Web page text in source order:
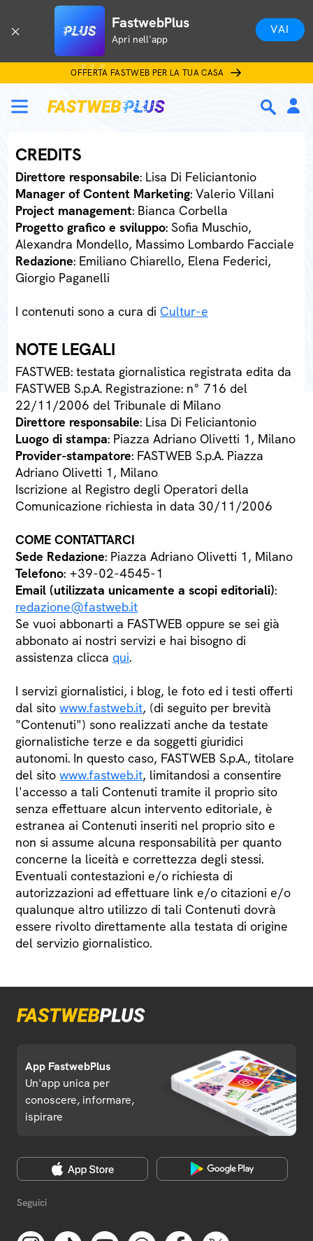
FastwebPlus
Apri nell'app
VAI
OFFERTA FASTWEB PER LA TUA CASA
CREDITS
Direttore responsabile: Lisa Di Feliciantonio
Manager of Content Marketing: Valerio Villani
Project management: Bianca Corbella
Progetto grafico e sviluppo: Sofia Muschio,
Alexandra Mondello, Massimo Lombardo Facciale
Redazione: Emiliano Chiarello, Elena Federici,
Giorgio Paganelli
I contenuti sono a cura di Cultur-e
NOTE LEGALI
FASTWEB: testata giornalistica registrata edita da
FASTWEB S.p.A. Registrazione: n° 716 del
22/11/2006 del Tribunale di Milano
Direttore responsabile: Lisa Di Feliciantonio
Luogo di stampa: Piazza Adriano Olivetti 1, Milano
Provider-stampatore: FASTWEB S.p.A. Piazza
Adriano Olivetti 1, Milano
Iscrizione al Registro degli Operatori della
Comunicazione richiesta in data 30/11/2006
COME CONTATTARCI
Sede Redazione: Piazza Adriano Olivetti 1, Milano
Telefono: +39-02-4545-1
Email (utilizzata unicamente a scopi editoriali):
redazione@fastweb.it
Se vuoi abbonarti a FASTWEB oppure se sei già
abbonato ai nostri servizi e hai bisogno di
assistenza clicca qui.
I servizi giornalistici, i blog, le foto ed i testi offerti
dal sito www.fastweb.it, (di seguito per brevità
"Contenuti") sono realizzati anche da testate
giornalistiche terze e da soggetti giuridici
autonomi. In questo caso, FASTWEB S.p.A., titolare
del sito www.fastweb.it, limitandosi a consentire
l'accesso a tali Contenuti tramite il proprio sito
senza effettuare alcun intervento editoriale, è
estranea ai Contenuti inseriti nel proprio sito e
non si assume alcuna responsabilità per quanto
concerne la liceità e correttezza degli stessi.
Eventuali contestazioni e/o richiesta di
autorizzazioni ad effettuare link e/o citazioni e/o
qualunque altro utilizzo di tali Contenuti dovrà
essere rivolto direttamente alla testata di origine
del servizio giornalistico.
App FastwebPlus
Un'app unica per
conoscere, informare,
ispirare
Seguici